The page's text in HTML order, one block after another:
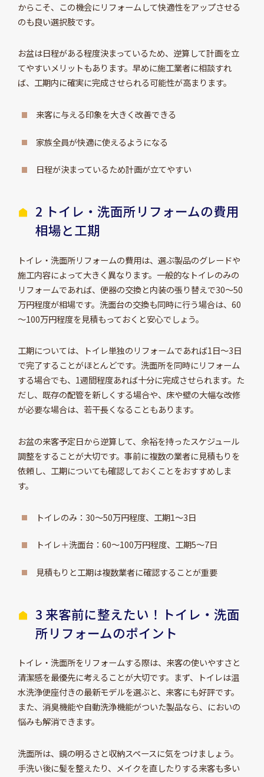
からこそ、この機会にリフォームして快適性をアップさせる
のも良い選択肢です。
お盆は日程がある程度決まっているため、逆算して計画を立
てやすいメリットもあります。早めに施工業者に相談すれ
ば、工期内に確実に完成させられる可能性が高まります。
来客に与える印象を大きく改善できる
家族全員が快適に使えるようになる
日程が決まっているため計画が立てやすい
2 トイレ・洗面所リフォームの費用
相場と工期
トイレ・洗面所リフォームの費用は、選ぶ製品のグレードや
施工内容によって大きく異なります。一般的なトイレのみの
リフォームであれば、便器の交換と内装の張り替えで30～50
万円程度が相場です。洗面台の交換も同時に行う場合は、60
～100万円程度を見積もっておくと安心でしょう。
工期については、トイレ単独のリフォームであれば1日～3日
で完了することがほとんどです。洗面所を同時にリフォーム
する場合でも、1週間程度あれば十分に完成させられます。た
だし、既存の配管を新しくする場合や、床や壁の大幅な改修
が必要な場合は、若干長くなることもあります。
お盆の来客予定日から逆算して、余裕を持ったスケジュール
調整をすることが大切です。事前に複数の業者に見積もりを
依頼し、工期についても確認しておくことをおすすめしま
す。
トイレのみ：30～50万円程度、工期1～3日
トイレ＋洗面台：60～100万円程度、工期5～7日
見積もりと工期は複数業者に確認することが重要
3 来客前に整えたい！トイレ・洗面
所リフォームのポイント
トイレ・洗面所をリフォームする際は、来客の使いやすさと
清潔感を最優先に考えることが大切です。まず、トイレは温
水洗浄便座付きの最新モデルを選ぶと、来客にも好評です。
また、消臭機能や自動洗浄機能がついた製品なら、においの
悩みも解消できます。
洗面所は、鏡の明るさと収納スペースに気をつけましょう。
手洗い後に髪を整えたり、メイクを直したりする来客も多い